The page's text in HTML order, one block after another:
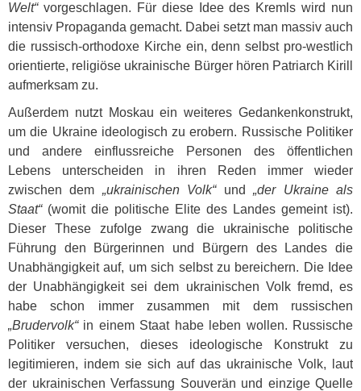
Welt“vorgeschlagen. Für diese Idee des Kremls wird nun
intensiv Propaganda gemacht. Dabei setzt man massiv auch
die russisch-orthodoxe Kirche ein, denn selbst pro-westlich
orientierte, religiöse ukrainische Bürger hören Patriarch Kirill
aufmerksam zu.
Außerdem nutzt Moskau ein weiteres Gedankenkonstrukt,
um die Ukraine ideologisch zu erobern. Russische Politiker
und andere einflussreiche Personen des öffentlichen
Lebens unterscheiden in ihren Reden immer wieder
zwischen dem „ukrainischen Volk“und„der Ukraine als
Staat“(womit die politische Elite des Landes gemeint ist).
Dieser These zufolge zwang die ukrainische politische
Führung den Bürgerinnen und Bürgern des Landes die
Unabhängigkeit auf, um sich selbst zu bereichern. Die Idee
der Unabhängigkeit sei dem ukrainischen Volk fremd, es
habe schon immer zusammen mit dem russischen
„Brudervolk“in einem Staat habe leben wollen. Russische
Politiker versuchen, dieses ideologische Konstrukt zu
legitimieren, indem sie sich auf das ukrainische Volk, laut
der ukrainischen Verfassung Souverän und einzige Quelle